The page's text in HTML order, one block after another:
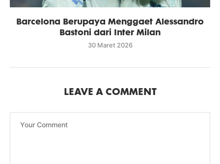
Barcelona Berupaya Menggaet Alessandro
Bastoni dari Inter Milan
30 Maret 2026
LEAVE A COMMENT